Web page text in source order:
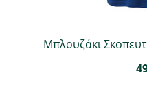
Μπλουζάκι